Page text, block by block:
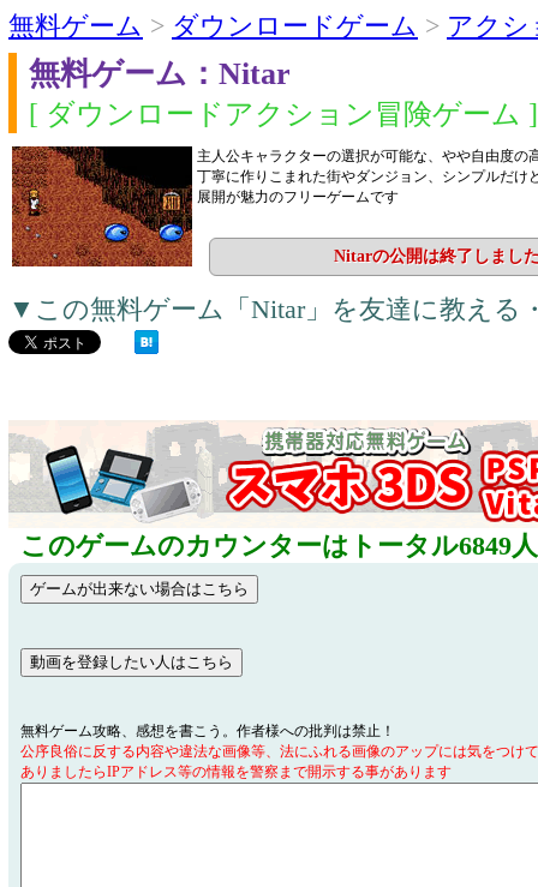
無料ゲーム > ダウンロードゲーム > アクシ
無料ゲーム：Nitar
[ ダウンロードアクション冒険ゲーム ]
主人公キャラクターの選択が可能な、やや自由度の
丁寧に作りこまれた街やダンジョン、シンプルだけ
展開が魅力のフリーゲームです
Nitarの公開は終了しまし
▼この無料ゲーム「Nitar」を友達に教える
このゲームのカウンターはトータル6849
無料ゲーム攻略、感想を書こう。作者様への批判は禁止！
公序良俗に反する内容や違法な画像等、法にふれる画像のアップには気をつけ
ありましたらIPアドレス等の情報を警察まで開示する事があります